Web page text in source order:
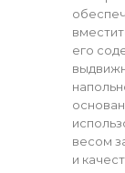
его
весом
и